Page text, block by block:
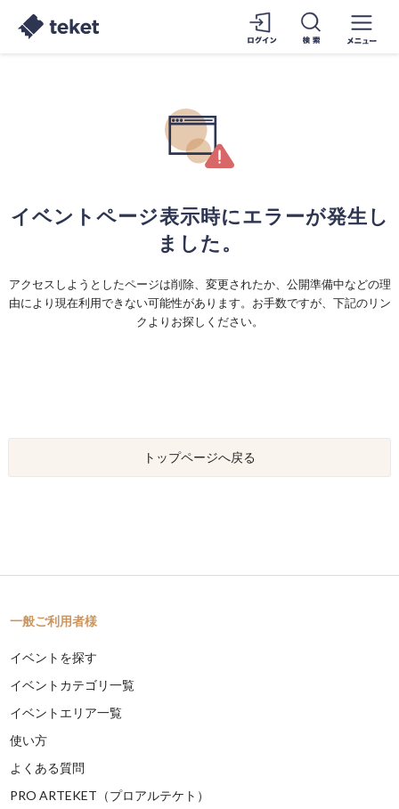
イベントページ表示時にエラーが発生し
ました。
アクセスしようとしたページは削除、変更されたか、公開準備中などの理
由により現在利用できない可能性があります。お手数ですが、下記のリン
クよりお探しください。
トップページへ戻る
一般ご利用者様
イベントを探す
イベントカテゴリ一覧
イベントエリア一覧
使い方
よくある質問
PRO ARTEKET（プロアルテケト）